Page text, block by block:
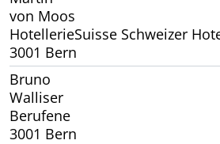
von Moos
HotellerieSuisse Schweizer
3001 Bern
Bruno
Walliser
Berufene
3001 Bern